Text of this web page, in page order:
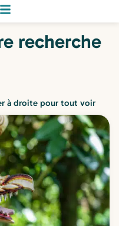
recherche
à droite pour tout voir